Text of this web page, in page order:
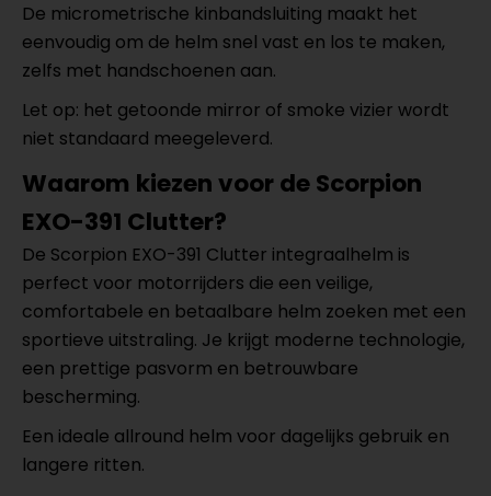
De micrometrische kinbandsluiting maakt het
eenvoudig om de helm snel vast en los te maken,
zelfs met handschoenen aan.
Let op: het getoonde mirror of smoke vizier wordt
niet standaard meegeleverd.
Waarom kiezen voor de Scorpion
EXO-391 Clutter?
De Scorpion EXO-391 Clutter integraalhelm is
perfect voor motorrijders die een veilige,
comfortabele en betaalbare helm zoeken met een
sportieve uitstraling. Je krijgt moderne technologie,
een prettige pasvorm en betrouwbare
bescherming.
Een ideale allround helm voor dagelijks gebruik en
langere ritten.